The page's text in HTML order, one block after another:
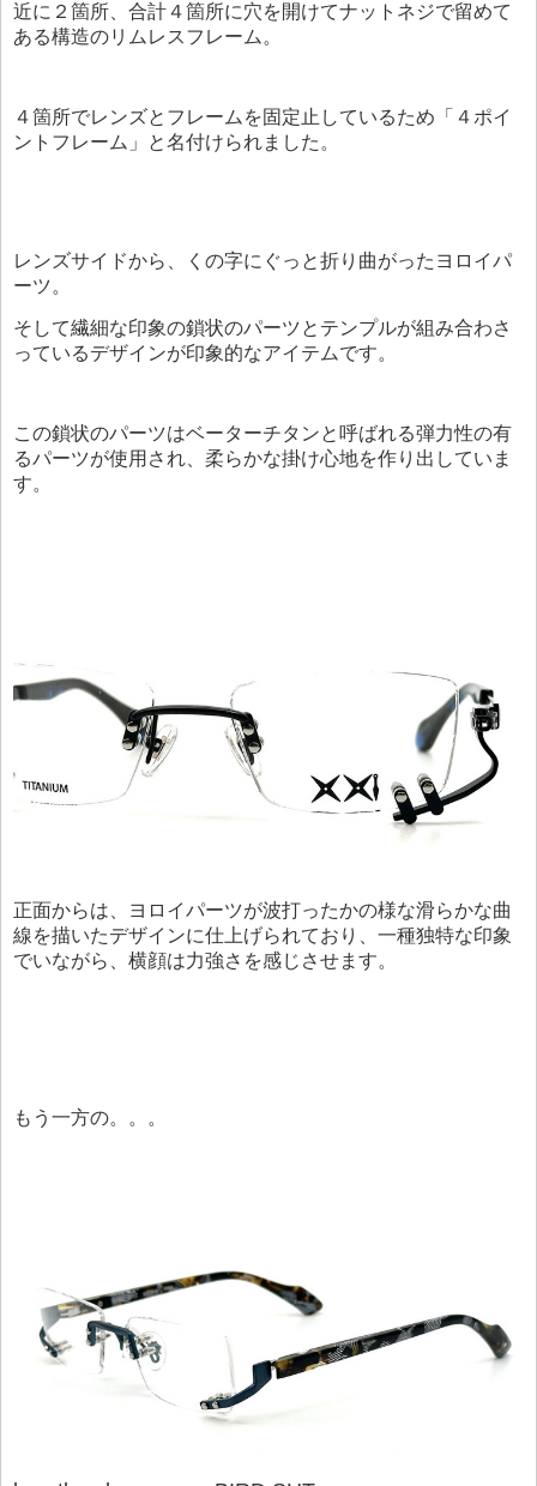
近に２箇所、合計４箇所に穴を開けてナットネジで留めて
ある構造のリムレスフレーム。
４箇所でレンズとフレームを固定止しているため「４ポイ
ントフレーム」と名付けられました。
レンズサイドから、くの字にぐっと折り曲がったヨロイパ
ーツ。
そして繊細な印象の鎖状のパーツとテンプルが組み合わさ
っているデザインが印象的なアイテムです。
この鎖状のパーツはベーターチタンと呼ばれる弾力性の有
るパーツが使用され、柔らかな掛け心地を作り出していま
す。
正面からは、ヨロイパーツが波打ったかの様な滑らかな曲
線を描いたデザインに仕上げられており、一種独特な印象
でいながら、横顔は力強さを感じさせます。
もう一方の。。。